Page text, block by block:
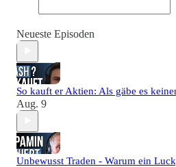
Neueste Episoden
So kauft er Aktien: Als gäbe es
Aug. 9
Unbewusst Traden - Warum ein